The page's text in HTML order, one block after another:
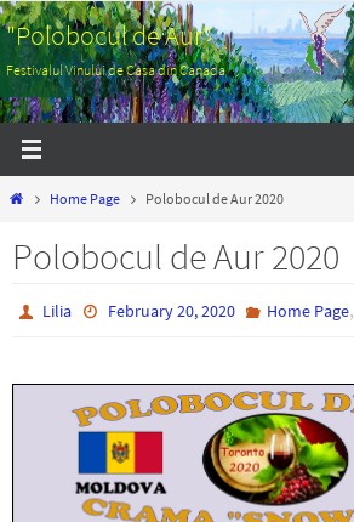
Skip
content
"Polobocul de Aur"
Festivalul Vinului de Casa din Canada
HomeHome Page Polobocul de Aur 2020
Polobocul de Aur 2020
Lilia February 20, 2020 Home Page,